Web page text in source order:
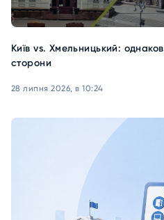
Київ vs. Хмельницький:
сторони
28 липня 2026, в 10:24